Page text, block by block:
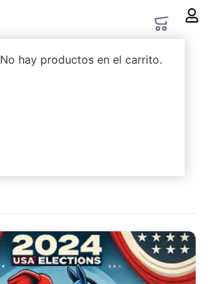
No hay productos en el carrito.